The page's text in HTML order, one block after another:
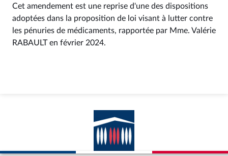
Cet amendement est une reprise d'une des dispositions
adoptées dans la proposition de loi visant à lutter contre
les pénuries de médicaments, rapportée par Mme. Valérie
RABAULT en février 2024.